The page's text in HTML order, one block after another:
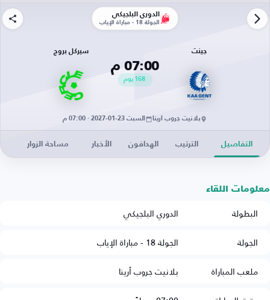
الدوري البلجيكي
الجولة 18 - مباراة الإياب
جينت
07:00 م
168 يوم
سيركل بروج
بلانيت جروب أرينا السبت 23-01-2027 · 07:00 م
التفاصيل الترتيب الهدافون الأخبار مساحة الزوار
معلومات اللقاء
البطولة
الدوري البلجيكي
الجولة
الجولة 18 - مباراة الإياب
ملعب المباراة
بلانيت جروب أرينا